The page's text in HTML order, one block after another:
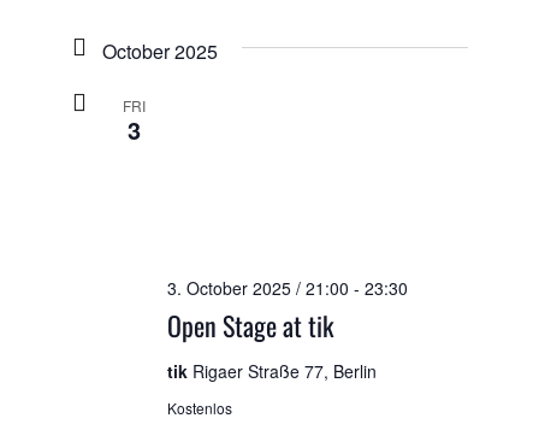
October 2025
FRI
3
Open Stage at tik
3. October 2025 / 21:00 - 23:30
tik Rigaer Straße 77, Berlin
Kostenlos